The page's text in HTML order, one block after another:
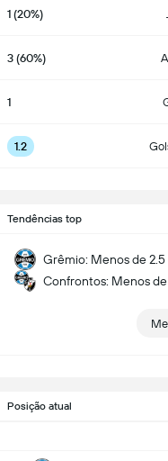
1 (20%)
3 (60%)
1
1.2
Tendências top
Grêmio: Menos de
Confrontos: Menos
Posição atual